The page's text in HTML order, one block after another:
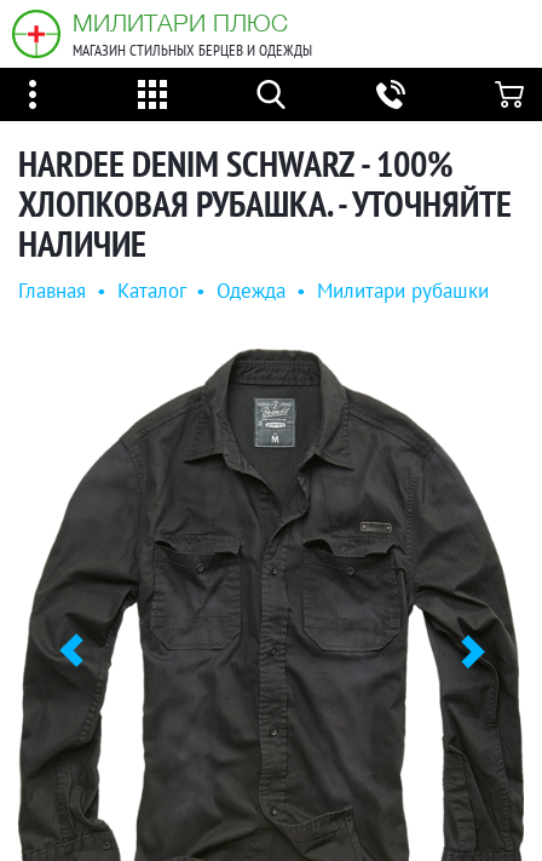
МИЛИТАРИ ПЛЮС
МАГАЗИН СТИЛЬНЫХ БЕРЦЕВ И ОДЕЖДЫ
HARDEE DENIM SCHWARZ - 100%
ХЛОПКОВАЯ РУБАШКА. - УТОЧНЯЙТЕ
НАЛИЧИЕ
Главная • Каталог • Одежда • Милитари рубашки